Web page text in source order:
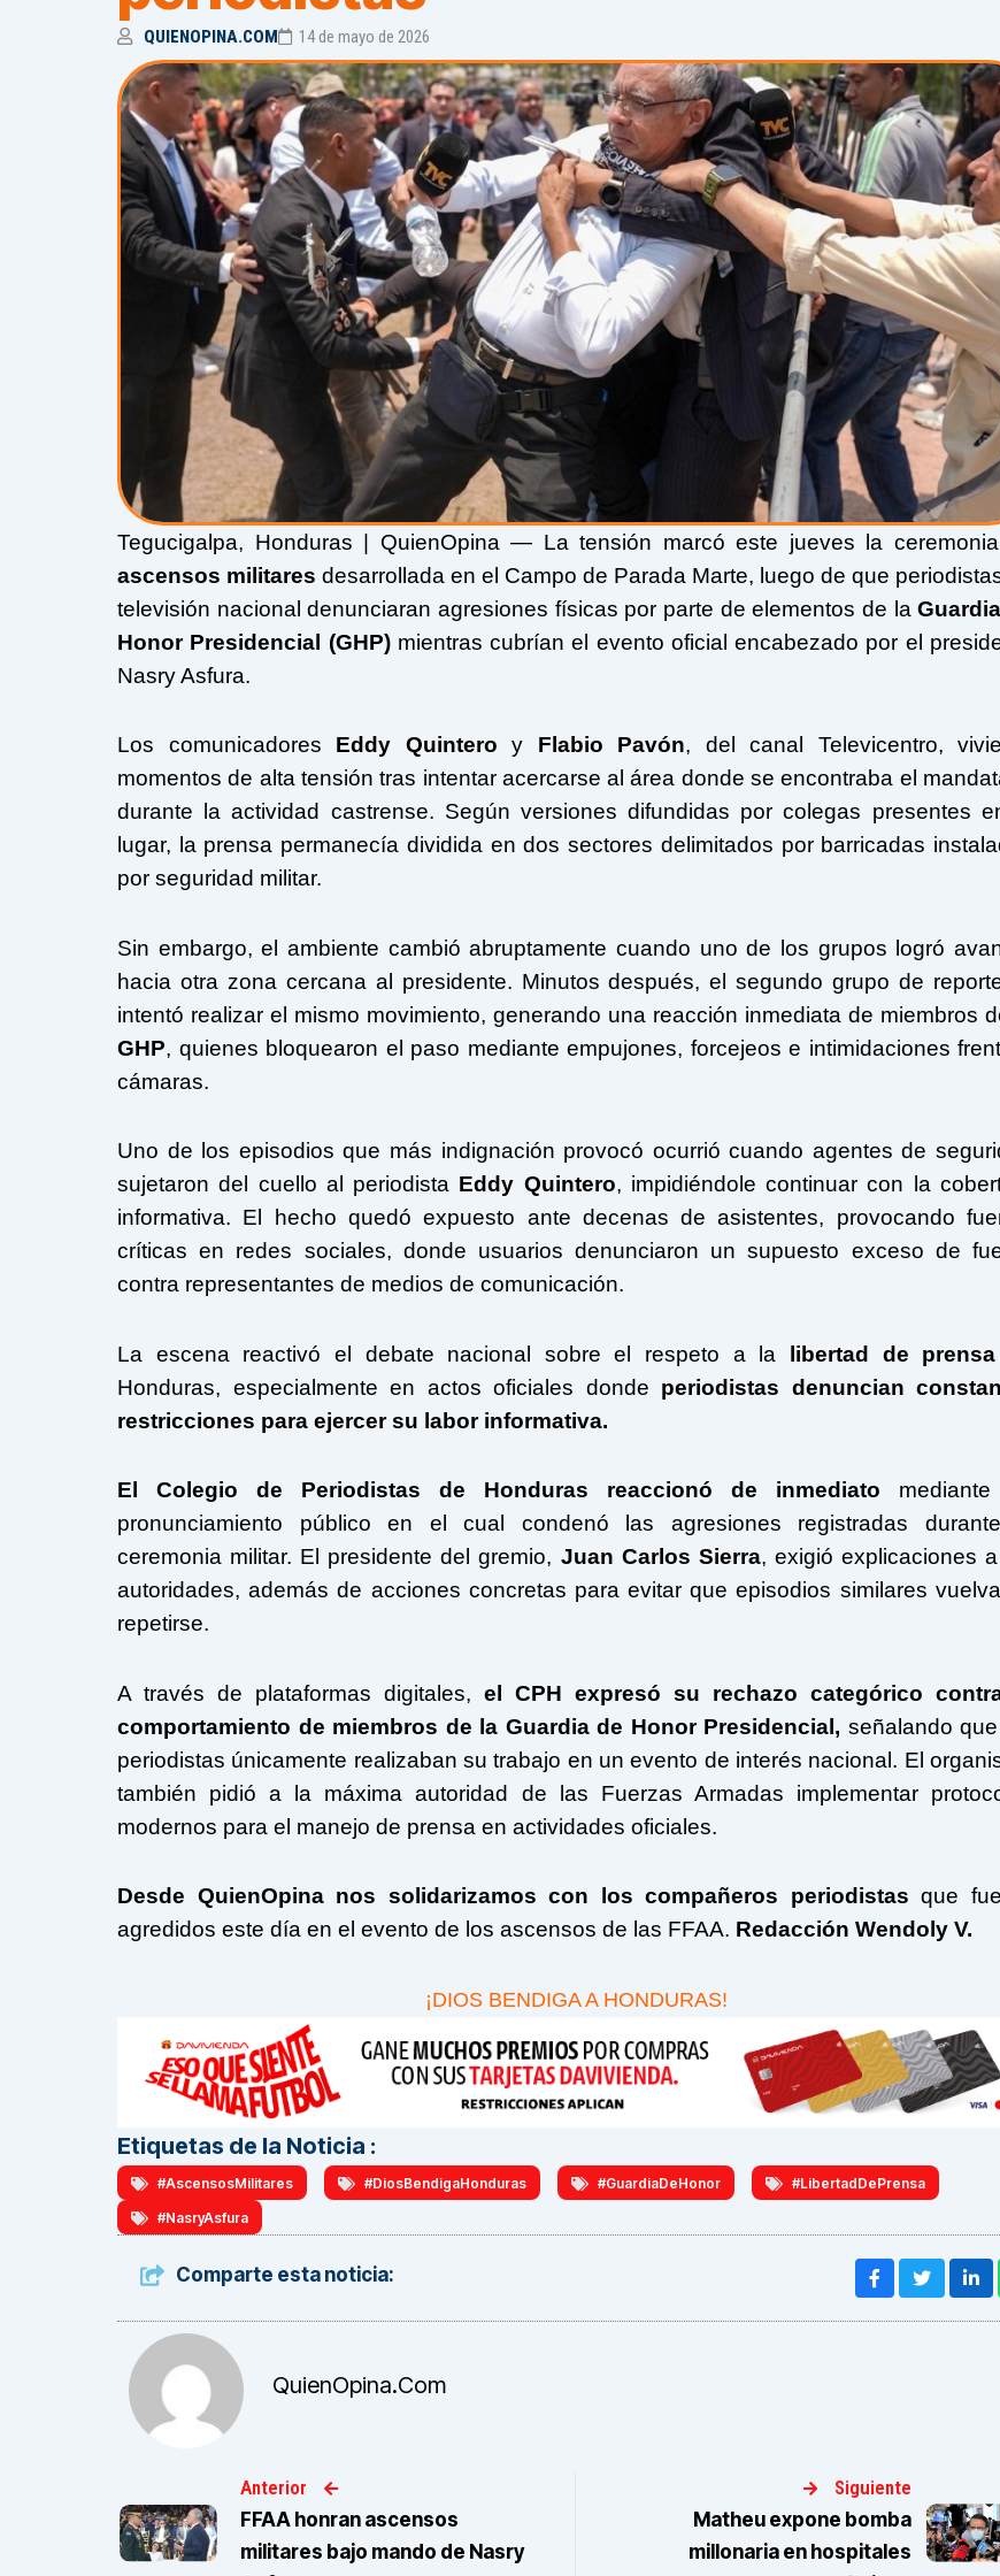
QUIENOPINA.COM 14 de mayo de 2026
Tegucigalpa, Honduras | QuienOpina — La tensión marcó este jueves la
ascensos militares desarrollada en el Campo de Parada Marte, luego de que
televisión nacional denunciaran agresiones físicas por parte de elementos de la
Honor Presidencial (GHP)mientras cubrían el evento oficial encabezado por el
Nasry Asfura.
Los comunicadores Eddy Quintero y Flabio Pavón, del canal Televicentro,
momentos de alta tensión tras intentar acercarse al área donde se encontraba el
durante la actividad castrense. Según versiones difundidas por colegas presentes
lugar, la prensa permanecía dividida en dos sectores delimitados por barricadas
por seguridad militar.
Sin embargo, el ambiente cambió abruptamente cuando uno de los grupos logró
hacia otra zona cercana al presidente. Minutos después, el segundo grupo de
intentó realizar el mismo movimiento, generando una reacción inmediata de miembros
GHP, quienes bloquearon el paso mediante empujones, forcejeos e intimidaciones
cámaras.
Uno de los episodios que más indignación provocó ocurrió cuando agentes de
sujetaron del cuello al periodista Eddy Quintero, impidiéndole continuar con la
informativa. El hecho quedó expuesto ante decenas de asistentes, provocando
críticas en redes sociales, donde usuarios denunciaron un supuesto exceso de
contra representantes de medios de comunicación.
La escena reactivó el debate nacional sobre el respeto a la libertad de prensa
Honduras, especialmente en actos oficiales donde periodistas denuncian
restricciones para ejercer su labor informativa.
El Colegio de Periodistas de Honduras reaccionó de inmediato
pronunciamiento público en el cual condenó las agresiones registradas
ceremonia militar. El presidente del gremio, Juan Carlos Sierra, exigió explicaciones
autoridades, además de acciones concretas para evitar que episodios similares
repetirse.
A través de plataformas digitales, el CPH expresó su rechazo categórico
comportamiento de miembros de la Guardia de Honor Presidencial, señalando
periodistas únicamente realizaban su trabajo en un evento de interés nacional. El
también pidió a la máxima autoridad de las Fuerzas Armadas implementar
modernos para el manejo de prensa en actividades oficiales.
Desde QuienOpina nos solidarizamos con los compañeros periodistas que
agredidos este día en el evento de los ascensos de las FFAA. Redacción Wendoly V.
¡DIOS BENDIGA A HONDURAS!
Etiquetas de la Noticia :
#AscensosMilitares #DiosBendigaHonduras #GuardiaDeHonor
#LibertadDePrensa
#NasryAsfura
Comparte esta noticia:
QuienOpina.com
Anterior
FFAA honran ascensos
militares bajo mando de Nasry
Siguiente
Matheu expone bomba
millonaria en hospitales